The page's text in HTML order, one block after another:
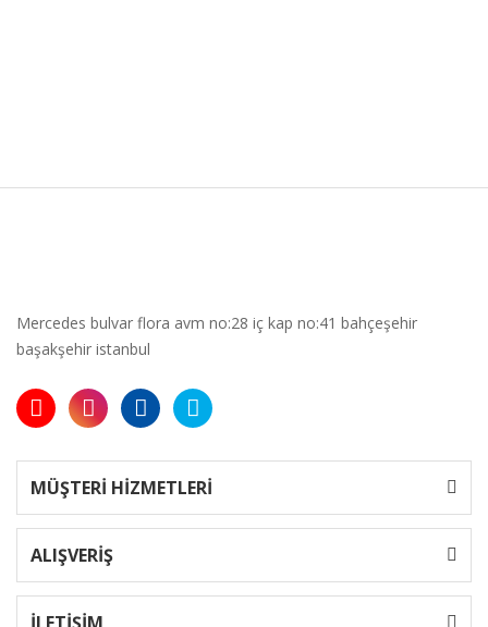
Mercedes bulvar flora avm no:28 iç kap no:41 bahçeşehir
başakşehir istanbul
MÜŞTERİ HİZMETLERİ
ALIŞVERİŞ